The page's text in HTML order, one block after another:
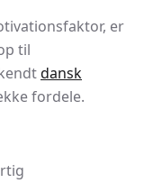
er
til
dansk
fordele.